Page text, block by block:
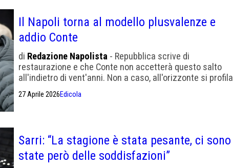
Il Napoli torna al modello plusvalenze e
addio Conte
di Redazione Napolista - Repubblica scrive di
restaurazione e che Conte non accetterà questo salto
all'indietro di vent'anni. Non a caso, all'orizzonte si profila
27 Aprile 2026Edicola
Sarri: “La stagione è stata pesante, ci sono
state però delle soddisfazioni”